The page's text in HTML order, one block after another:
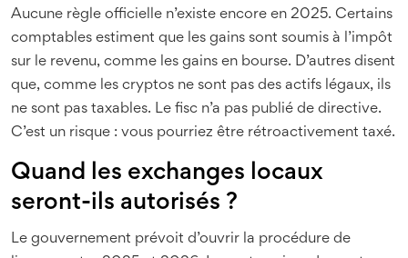
Aucune règle officielle n’existe encore en 2025. Certains
comptables estiment que les gains sont soumis à l’impôt
sur le revenu, comme les gains en bourse. D’autres disent
que, comme les cryptos ne sont pas des actifs légaux, ils
ne sont pas taxables. Le fisc n’a pas publié de directive.
C’est un risque : vous pourriez être rétroactivement taxé.
Quand les exchanges locaux
seront-ils autorisés ?
Le gouvernement prévoit d’ouvrir la procédure de